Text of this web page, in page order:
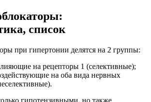
список
при гипертонии делятся на 2 группы:
на рецепторы 1 (селективные);
на оба вида нервных
гипотензивными, но также